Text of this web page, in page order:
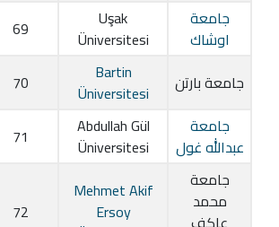
جامعة
اوشاك
Uşak
Üniversitesi
69
جامعة بارتن
Bartin
Üniversitesi
70
جامعة
عبدالله غول
Abdullah Gül
Üniversitesi
71
جامعة
محمد
Mehmet Akif
Ersoy
72